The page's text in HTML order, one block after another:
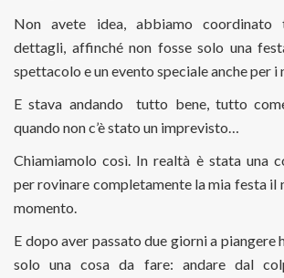
Non avete idea, abbiamo
dettagli, affinché non fosse solo una
spettacolo e un evento speciale anche per
E stava andando
tutto bene, tutto
quando non c’è stato un imprevisto…
Chiamiamolo così. In realtà è stata una
per rovinare completamente la mia festa il
momento.
E dopo aver passato due giorni a piangere
solo una cosa da fare: andare dal